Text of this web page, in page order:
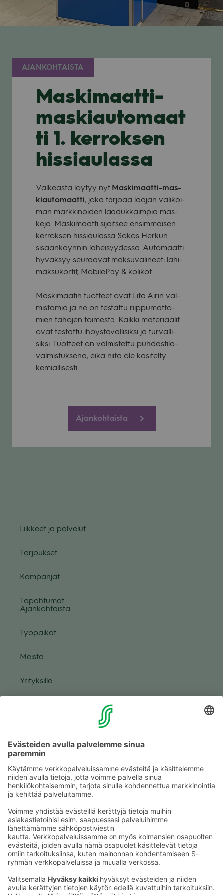
AJANKOHTAISTA
Maskimaatti-
maskiautomaat
ti 1. kerroksen
hissiaulassa
Val­keasta löy­tyy nyt Mas­ki­maatti-mas­
ki­au­to­maatti, joka tar­joaa laa­jan vali­koi­
man mark­ki­noi­den laa­duk­kaim­pia mas­
keja. Mas­ki­maatti sijait­see ensim­mäi­sen
ker­rok­sen his­si­au­lassa Sokos Her­kun
sisään­käyn­nin lähei­syy­dessä. Auto­maatti
hyväk­syy seu­raa­vat mak­su­vä­li­neet: lähi­
mak­su­kor­tit, Mobi­le­Pay & koli­kot.
Mas­ki­maa­tin tuot­teet ovat Lifa Airin val­
mis­ta­mia ja ne on tes­tattu riip­pu­mat­to­
mien taho­jen toi­mesta. Kaikki mate­ri­aa­lit
ovat tes­tattu ihoystävällisiksi ja tur­val­li­
siksi. Tuot­teet on val­mis­tettu puh­das­ti­la­
val­mis­tuk­sena, eikä niitä ole käsitelty
kemial­li­sesti.
Ajankohtaista
Liik­keet ja pal­ve­lut
Tar­jouk­set
Kam­pan­jat
Tapah­tu­mat
Ajan­koh­taista
Työ­pai­kat
Meistä
Yri­tyk­sille
Muuta eväs­tea­se­tuk­sia & eväs­tein­for­maa­tio
Tie­to­suo­ja­se­loste (Arina)
Kaup­pa­kes­kus
Ma-pe
9–20
La
9–19
Su
11–18
Katso poik­keus­au­kio­lottäältä